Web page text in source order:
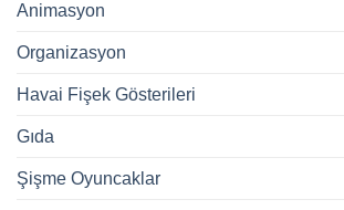
Animasyon
Organizasyon
Havai Fişek Gösterileri
Gıda
Şişme Oyuncaklar